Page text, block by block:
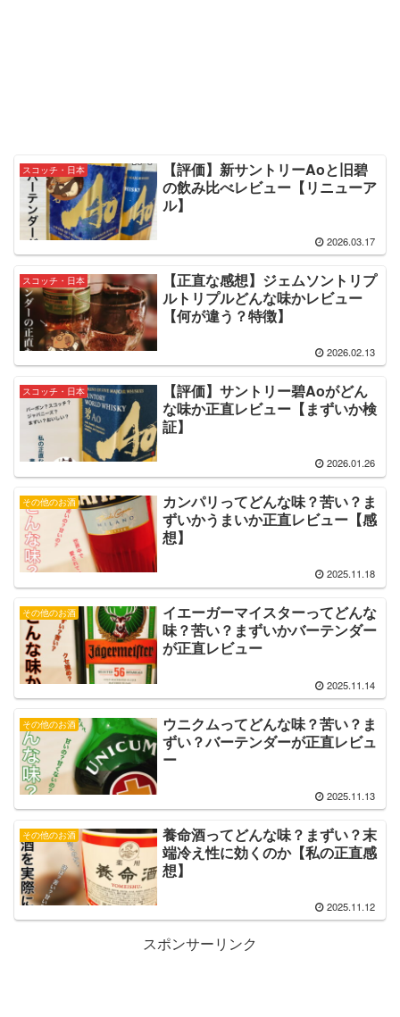
スコッチ・日本
【評価】新サントリーAoと旧碧
の飲み比べレビュー【リニューア
ル】
2026.03.17
スコッチ・日本
【正直な感想】ジェムソントリプ
ルトリプルどんな味かレビュー
【何が違う？特徴】
2026.02.13
スコッチ・日本
【評価】サントリー碧Aoがどん
な味か正直レビュー【まずいか検
証】
2026.01.26
その他のお酒
カンパリってどんな味？苦い？ま
ずいかうまいか正直レビュー【感
想】
2025.11.18
その他のお酒
イエーガーマイスターってどんな
味？苦い？まずいかバーテンダー
が正直レビュー
2025.11.14
その他のお酒
ウニクムってどんな味？苦い？ま
ずい？バーテンダーが正直レビュ
ー
2025.11.13
その他のお酒
養命酒ってどんな味？まずい？末
端冷え性に効くのか【私の正直感
想】
2025.11.12
スポンサーリンク